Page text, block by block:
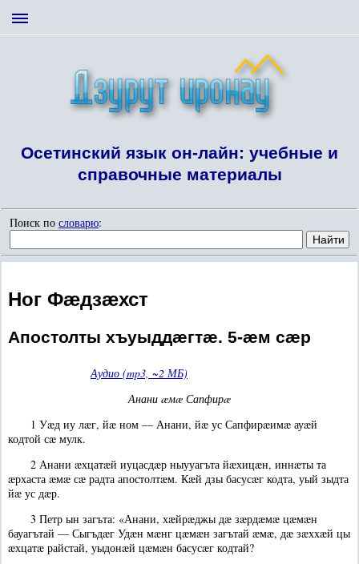
Осетинский язык он-лайн: учебные и
справочные материалы
Поиск по словарю:
Ног Фæдзæхст
Апостолты хъуыддæгтæ. 5-æм сæр
Аудио (mp3, ~2 МБ)
Анани æмæ Сапфирæ
1 Уæд иу лæг, йæ ном — Анани, йæ ус Сапфирæимæ ауæй
кодтой сæ мулк.
2 Анани æхцатæй иуцасдæр ныууагъта йæхицæн, иннæты та
æрхаста æмæ сæ радта апостолтæм. Кæй дзы басусæг кодта, уый зыдта
йæ ус дæр.
3 Петр ын загъта: «Анани, хæйрæджы дæ зæрдæмæ цæмæн
бауагътай — Сыгъдæг Удæн мæнг цæмæн загътай æмæ, дæ зæххæй цы
æхцатæ райстай, уыдонæй цæмæн басусæг кодтай?